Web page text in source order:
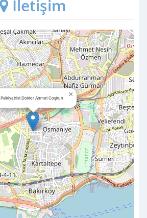
İletişim
Psikiyatrist Doktor Ahmet Coşkun ×